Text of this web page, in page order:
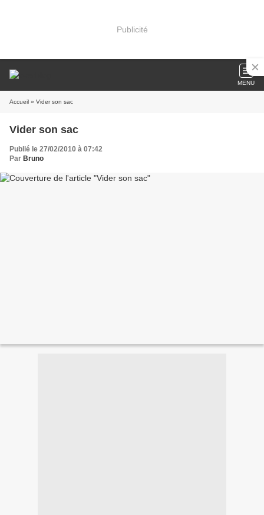
Publicité
MENU
Accueil » Vider son sac
Vider son sac
Publié le 27/02/2010 à 07:42
Par Bruno